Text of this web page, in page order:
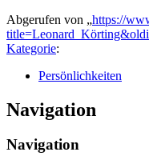
Abgerufen von „https://
Kategorie:
Persönlichkeiten
Navigation
Navigation